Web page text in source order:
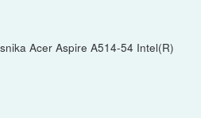
Acer Aspire A514-54 Intel(R)